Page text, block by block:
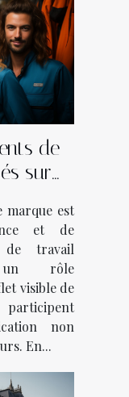
de
sur
marque est
et de
de travail
un rôle
visible de
non
En...